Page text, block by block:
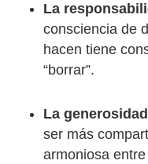
La
consciencia de
hacen tiene
“borrar”.
La generosidad
ser más
armoniosa